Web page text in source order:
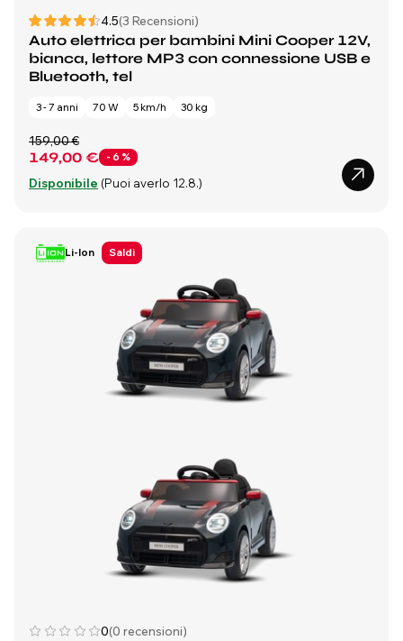
4.5(3 Recensioni)
Auto elettrica per bambini Mini Cooper 12V,
bianca, lettore MP3 con connessione USB e
Bluetooth, tel
3 - 7 anni 70 W 5 km/h 30 kg
149,00 € - 6 %
159,00 €
Disponibile (Puoi averlo 12.8.)
Li-Ion Saldi
0(0 recensioni)